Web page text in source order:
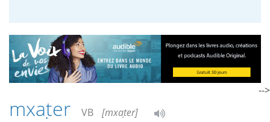
mxaṭer VB [mxaṭer]
-->